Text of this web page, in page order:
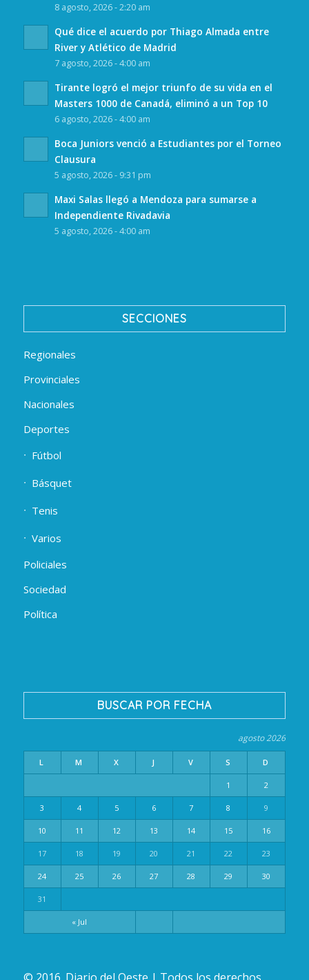
8 agosto, 2026 - 2:20 am
Qué dice el acuerdo por Thiago Almada entre
River y Atlético de Madrid
7 agosto, 2026 - 4:00 am
Tirante logró el mejor triunfo de su vida en el
Masters 1000 de Canadá, eliminó a un Top 10
6 agosto, 2026 - 4:00 am
Boca Juniors venció a Estudiantes por el Torneo
Clausura
5 agosto, 2026 - 9:31 pm
Maxi Salas llegó a Mendoza para sumarse a
Independiente Rivadavia
5 agosto, 2026 - 4:00 am
SECCIONES
Regionales
Provinciales
Nacionales
Deportes
Fútbol
Básquet
Tenis
Varios
Policiales
Sociedad
Política
BUSCAR POR FECHA
agosto 2026
L M X J V S D
« Jul
1 2
3 4 5 6 7 8 9
10 11 12 13 14 15 16
17 18 19 20 21 22 23
24 25 26 27 28 29 30
31